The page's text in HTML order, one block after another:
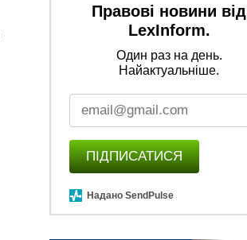
Правові новини від
LexInform.
Один раз на день.
Найактуальніше.
ПІДПИСАТИСЯ
Надано SendPulse